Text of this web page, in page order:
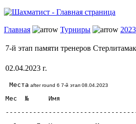
Главная Турниры 2023
7-й этап памяти тренеров
02.04.2023 г.
Места after round 6 7-й этап 08.04.2023
Мес № Имя